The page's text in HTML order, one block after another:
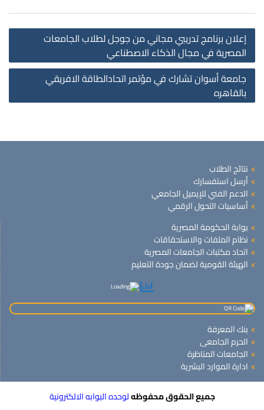
إعلان برنامج تدريبي مجاني من جوجل لطلاب الجامعات
المصرية في مجال الذكاء الاصطناعي
جامعة أسوان تشارك في مؤتمر اتحادالطاقة الافريقي
بالقاهره
نتائج الطلاب
أرسل استفسارك
الدعم الفني للإيميل الجامعي
أساسيات التحول الرقمي
بوابة الحكومة المصرية
نظام الملفات والاستحقاقات
اتحاد مكتبات الجامعات المصرية
الهيئة القومية لضمان جودة التعليم
بنك المعرفة
الحرم الجامعى
الجامعات المناظرة
ادارة الموارد البشرية
جميع الحقوق محفوظهلوحده البوابه الالكترونية